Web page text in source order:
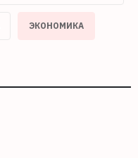
ЭКОНОМИКА